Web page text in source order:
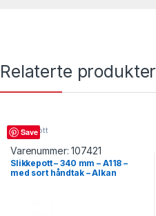
Relaterte produkter
Save
Slikkepott
Varenummer:107421
Slikkepott – 340 mm – A118 –
med sort håndtak – Alkan